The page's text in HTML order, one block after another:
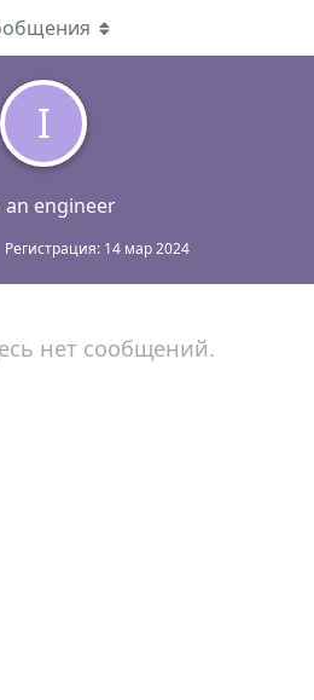
I
an engineer
Регистрация: 14 мар 2024
нет сообщений.